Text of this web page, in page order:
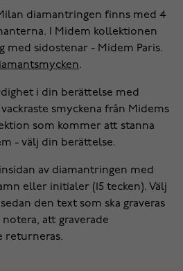
diamantringen finns med 4
I Midem kollektionen
med sidostenar - Midem Paris.
.
i din berättelse med
smyckena från Midems
som kommer att stanna
- välj din berättelse.
av diamantringen med
eller initialer (15 tecken). Välj
den text som ska graveras
att graverade
returneras.